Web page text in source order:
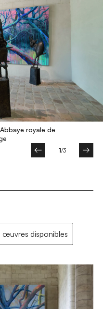
Fontevraud, 2025 © Marc Domage
Fontevraud, 2025 © Marc Domage
royale de
2/3
œuvres disponibles